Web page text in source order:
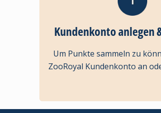
Kundenkonto anlegen
Um Punkte sammeln zu
ZooRoyal Kundenkonto an